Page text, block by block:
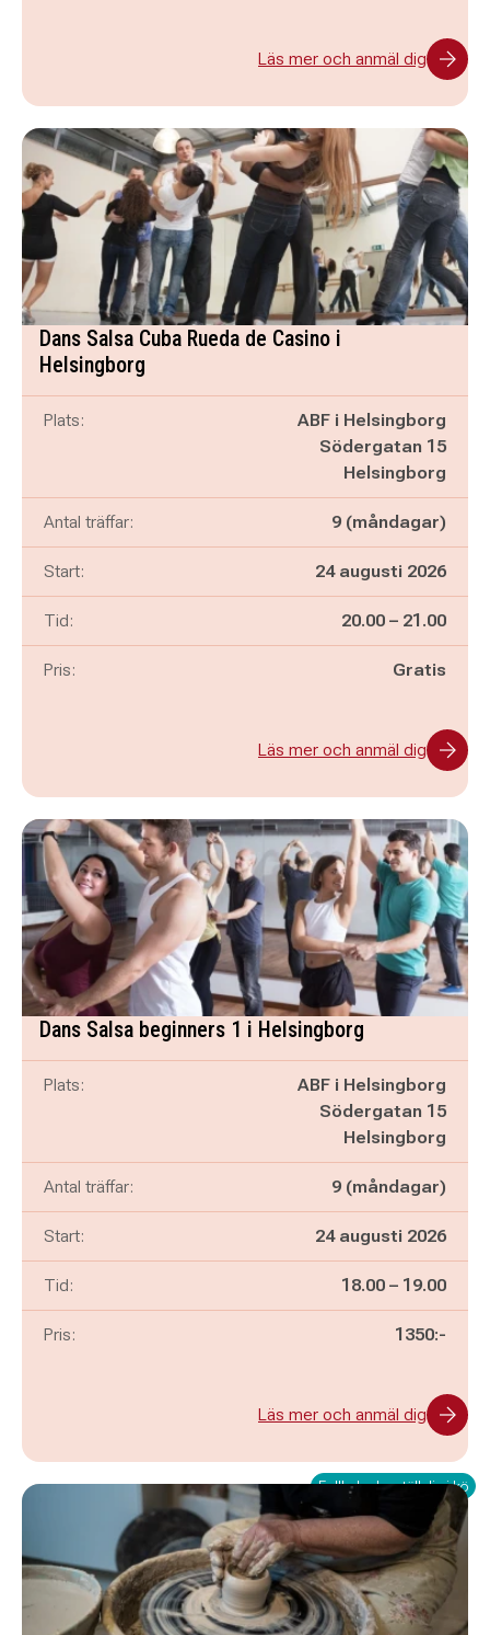
Läs mer och anmäl dig
Dans Salsa Cuba Rueda de Casino i
Helsingborg
Plats:
ABF i Helsingborg
Södergatan 15
Helsingborg
Antal träffar: 9 (måndagar)
Start: 24 augusti 2026
Tid: Pågår mellan
20.00 – och
21.00
Pris: Gratis
Läs mer och anmäl dig
Dans Salsa beginners 1 i Helsingborg
Plats:
ABF i Helsingborg
Södergatan 15
Helsingborg
Antal träffar: 9 (måndagar)
Start: 24 augusti 2026
Tid: Pågår mellan
18.00 – och
19.00
Pris: 1350:-
Läs mer och anmäl dig
Fullbokad – ställ dig i kö